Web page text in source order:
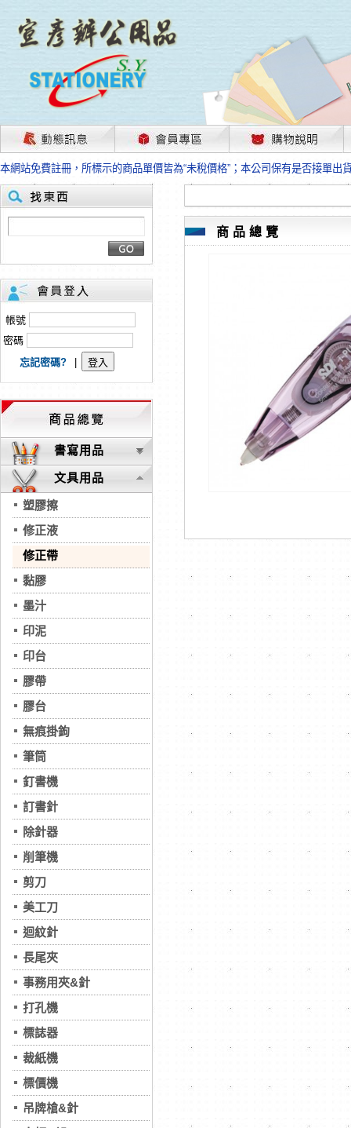
茲因國際情勢變化石油及塑化原物料波動漲幅甚大，部份上游供應商已採取
本網站免費註冊，所標示的商品單價皆為“未稅價格”；本公司保有是否接單出
HP、EPSON、CANON原廠耗材價格浮動，下單前請先跟客服人員確認最新
本網站免費註冊，所標示的商品單價皆為“未稅價格”；本公司保有是否接單出
匯款客戶請注意！因商品繁複來不及發現短缺，遂待客服人員跟您確認訂單
本網站免費註冊，所標示的商品單價皆為“未稅價格”；本公司保有是否接單出
茲因國際情勢變化石油及塑化原物料波動漲幅甚大，部份上游供應商已採取
本網站免費註冊，所標示的商品單價皆為“未稅價格”；本公司保有是否接單出
HP、EPSON、CANON原廠耗材價格浮動，下單前請先跟客服人員確認最新
本網站免費註冊，所標示的商品單價皆為“未稅價格”；本公司保有是否接單出
匯款客戶請注意！因商品繁複來不及發現短缺，遂待客服人員跟您確認訂單
本網站免費註冊，所標示的商品單價皆為“未稅價格”；本公司保有是否接單出
帳號
密碼
忘記密碼?
書寫用品
文具用品
塑膠擦
修正液
修正帶
黏膠
墨汁
印泥
印台
膠帶
膠台
無痕掛鉤
筆筒
釘書機
訂書針
除針器
削筆機
剪刀
美工刀
迴紋針
長尾夾
事務用夾&針
打孔機
標誌器
裁紙機
標價機
吊牌槍&針
商品總覽